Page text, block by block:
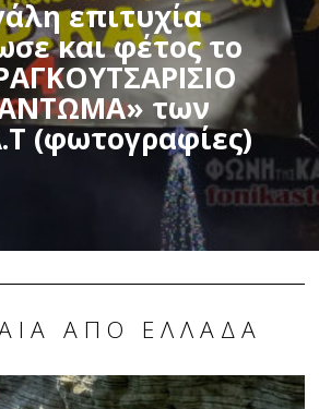
επιτυχία
και φέτος το
των
(φωτογραφίες)
ΑΠΌ ΕΛΛΆΔΑ